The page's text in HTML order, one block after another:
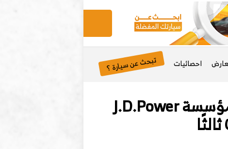
احصائيات تبحث عن سيارة ؟
دراسة الجودة الأولية 2023 للسيارات الصينية من مؤسسة J.D.Power